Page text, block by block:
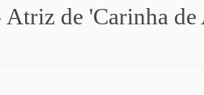
Atriz de 'Carinha